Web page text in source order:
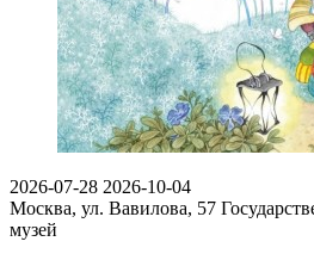
2026-07-28 2026-10-04
Москва, ул. Вавилова, 57
музей